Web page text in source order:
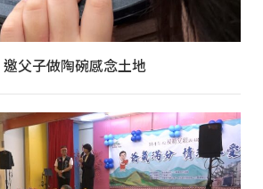
父子做陶碗感念土地